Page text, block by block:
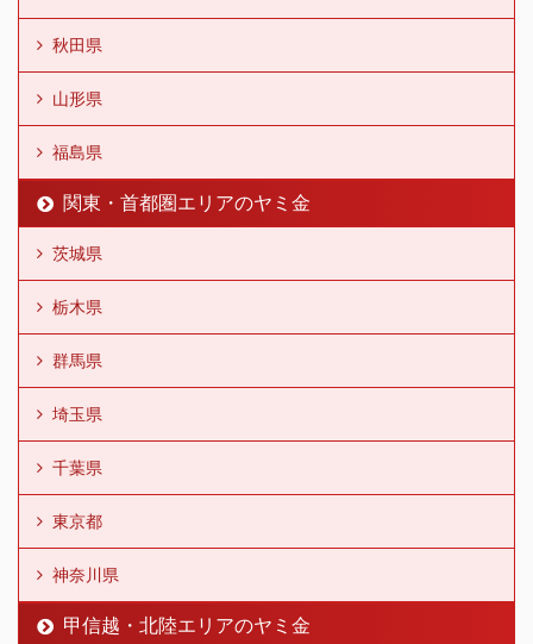
秋田県
山形県
福島県
関東・首都圏エリアのヤミ金
茨城県
栃木県
群馬県
埼玉県
千葉県
東京都
神奈川県
甲信越・北陸エリアのヤミ金